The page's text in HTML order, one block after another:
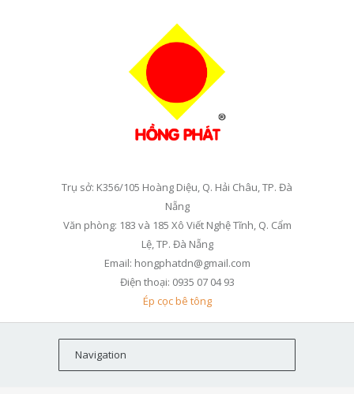
Trụ sở: K356/105 Hoàng Diệu, Q. Hải Châu, TP. Đà
Nẵng
Văn phòng: 183 và 185 Xô Viết Nghệ Tĩnh, Q. Cẩm
Lệ, TP. Đà Nẵng
Email: hongphatdn@gmail.com
Điện thoại: 0935 07 04 93
Ép cọc bê tông